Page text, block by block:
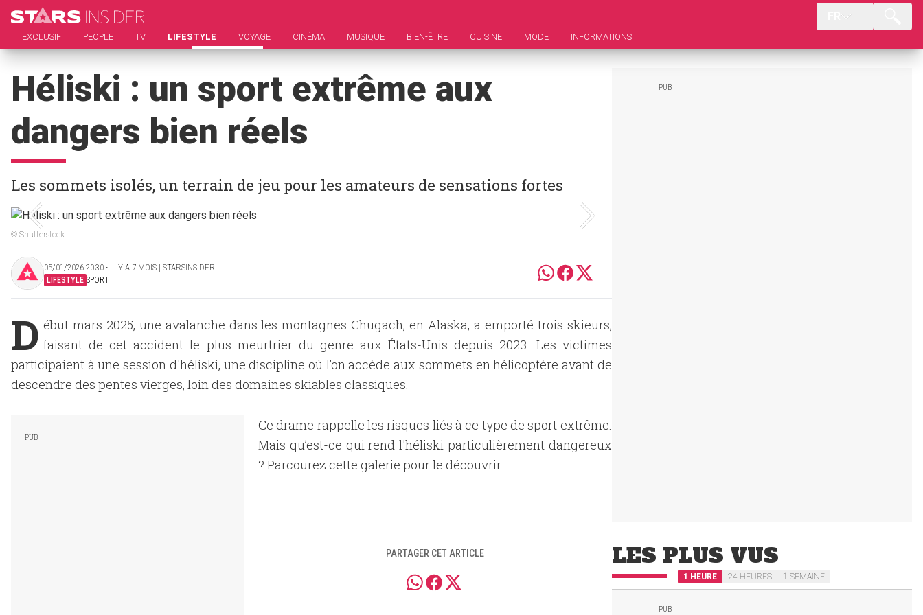
EXCLUSIF PEOPLE TV LIFESTYLE VOYAGE CINÉMA MUSIQUE BIEN-ÊTRE CUISINE MODE INFORMATIONS
Héliski : un sport extrême aux
dangers bien réels
Les sommets isolés, un terrain de jeu pour les amateurs de sensations fortes
© Shutterstock
05/01/2026 20:30 ‧ IL Y A 7 MOIS | STARSINSIDER
LIFESTYLE SPORT
D ébut mars 2025, une avalanche dans les montagnes Chugach, en Alaska, a emporté trois skieurs,
faisant de cet accident le plus meurtrier du genre aux États-Unis depuis 2023. Les victimes
participaient à une session d'héliski, une discipline où l’on accède aux sommets en hélicoptère avant de
descendre des pentes vierges, loin des domaines skiables classiques.
Ce drame rappelle les risques liés à ce type de sport extrême.
Mais qu’est-ce qui rend l'héliski particulièrement dangereux
? Parcourez cette galerie pour le découvrir.
PARTAGER CET ARTICLE LES PLUS VUS
1 HEURE 24 HEURES 1 SEMAINE